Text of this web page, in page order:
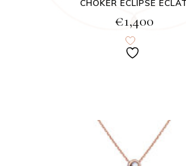
CHOKER ECLIPSE ECLAT
€1,400